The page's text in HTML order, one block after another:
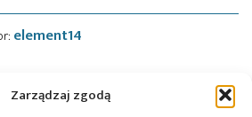
Zarządzaj zgodą
element14